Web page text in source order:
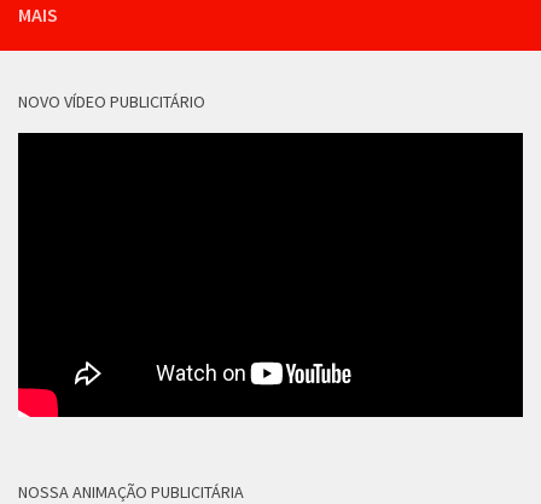
MAIS
NOVO VÍDEO PUBLICITÁRIO
NOSSA ANIMAÇÃO PUBLICITÁRIA